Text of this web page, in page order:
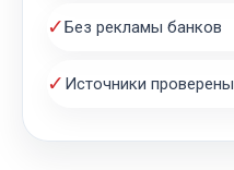
✓Без рекламы банков
✓ Источники проверены